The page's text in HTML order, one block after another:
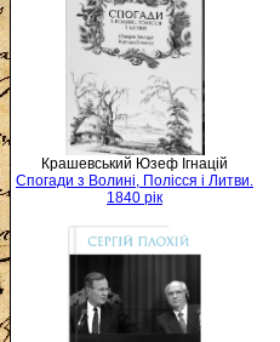
Крашевський Юзеф Ігнацій
Спогади з Волині, Полісся і Литви.
1840 рік